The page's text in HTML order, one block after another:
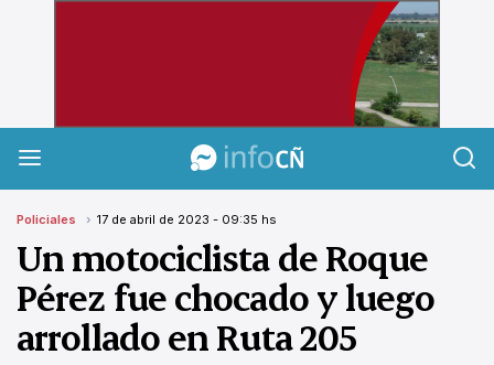
Policiales 17 de abril de 2023 - 09:35 hs
Un motociclista de Roque
Pérez fue chocado y luego
arrollado en Ruta 205